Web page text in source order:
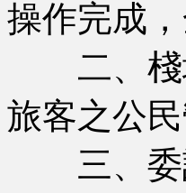
操作完成
二、棧
旅客之公民
三、委